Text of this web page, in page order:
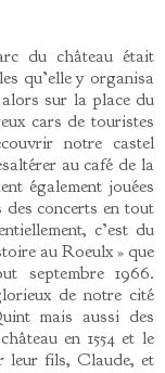
du château était
qu’elle y organisa
sur la place du
cars de touristes
notre castel
au café de la
également jouées
des concerts en tout
c’est du
au Roeulx » que
septembre 1966.
de notre cité
mais aussi des
en 1554 et le
leur fils, Claude, et